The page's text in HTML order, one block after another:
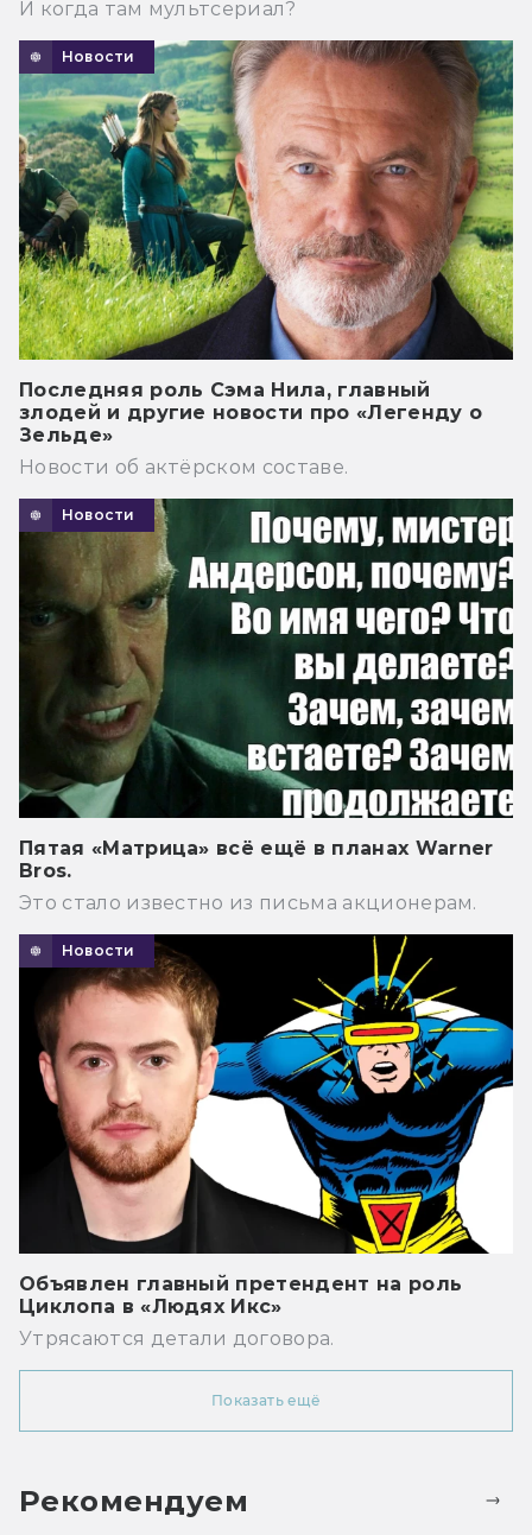
И когда там мультсериал?
Новости
Последняя роль Сэма Нила, главный
злодей и другие новости про «Легенду о
Зельде»
Новости об актёрском составе.
Новости
Пятая «Матрица» всё ещё в планах Warner
Bros.
Это стало известно из письма акционерам.
Новости
Объявлен главный претендент на роль
Циклопа в «Людях Икс»
Утрясаются детали договора.
Показать ещё
Рекомендуем